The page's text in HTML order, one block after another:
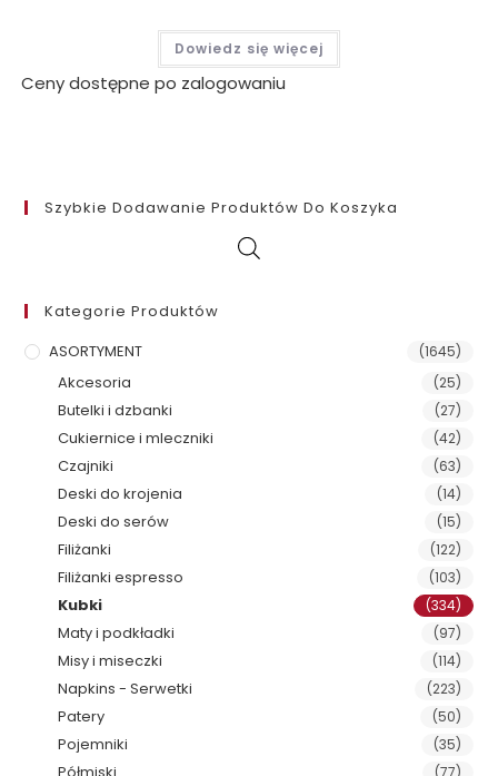
Dowiedz się więcej
Ceny dostępne po zalogowaniu
Szybkie Dodawanie Produktów Do Koszyka
Kategorie Produktów
ASORTYMENT
(1645)
Akcesoria (25)
Butelki i dzbanki (27)
Cukiernice i mleczniki (42)
Czajniki (63)
Deski do krojenia (14)
Deski do serów (15)
Filiżanki (122)
Filiżanki espresso (103)
Kubki (334)
Maty i podkładki (97)
Misy i miseczki (114)
Napkins - Serwetki (223)
Patery (50)
Pojemniki (35)
Półmiski (77)